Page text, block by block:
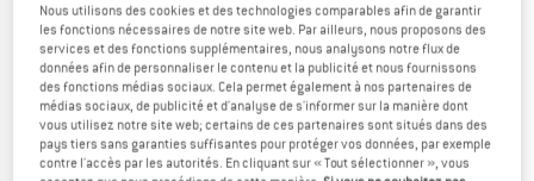
COMMENT PRENDRE LES MESURES
CORRECTEMENT...
Conseil: Faites-vous aider par une autre personne pour
prendre vos mesures pour que vos résultats soient précis! Si
vos mesures sont entre deux tailles, nous vous
Nous utilisons des cookies et des technologies comparables afin de garantir
les fonctions nécessaires de notre site web. Par ailleurs, nous proposons des
services et des fonctions supplémentaires, nous analysons notre flux de
données afin de personnaliser le contenu et la publicité et nous fournissons
des fonctions médias sociaux. Cela permet également à nos partenaires de
médias sociaux, de publicité et d'analyse de s'informer sur la manière dont
vous utilisez notre site web; certains de ces partenaires sont situés dans des
pays tiers sans garanties suffisantes pour protéger vos données, par exemple
contre l'accès par les autorités. En cliquant sur « Tout sélectionner », vous